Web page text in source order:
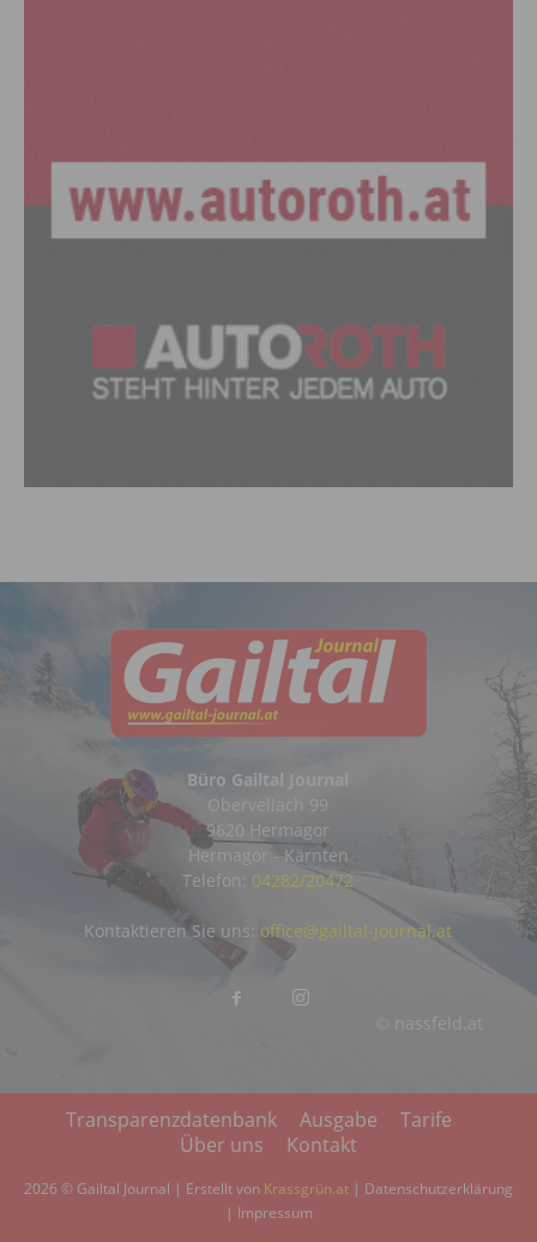
Büro Gailtal Journal
Obervellach 99
9620 Hermagor
Hermagor - Kärnten
Telefon: 04282/20472
© nassfeld.at
Kontaktieren Sie uns: office@gailtal-journal.at
Transparenzdatenbank Ausgabe
Tarife
Über uns
Kontakt
2026 © Gailtal Journal | Erstellt von Krassgrün.at | Datenschutzerklärung
| Impressum